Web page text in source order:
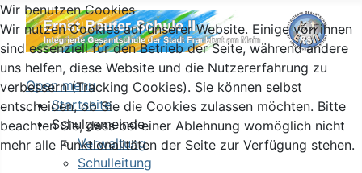
Open menu
Startseite
Schulgemeinde
Verwaltung
Schulleitung
Wir benutzen Cookies
Wir nutzen Cookies auf unserer Website. Einige von ihnen
sind essenziell für den Betrieb der Seite, während andere
uns helfen, diese Website und die Nutzererfahrung zu
verbessern (Tracking Cookies). Sie können selbst
entscheiden, ob Sie die Cookies zulassen möchten. Bitte
beachten Sie, dass bei einer Ablehnung womöglich nicht
mehr alle Funktionalitäten der Seite zur Verfügung stehen.